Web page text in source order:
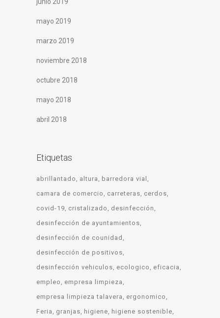
mayo 2019
marzo 2019
noviembre 2018
octubre 2018
mayo 2018
abril 2018
Etiquetas
abrillantado altura
barredora vial
camara de comercio
carreteras cerdos
covid-19 cristalizado
desinfección
desinfección de ayuntamientos
desinfección de counidad
desinfección de positivos
desinfección vehiculos ecologico
eficacia
empleo
empresa limpieza
empresa limpieza talavera
ergonomico
Feria
granjas higiene
higiene sostenible